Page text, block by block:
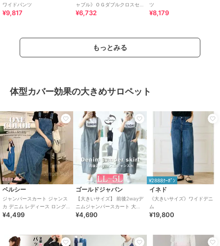
ワイドパンツ
¥9,817
ャブル》ＯＧダブルクロスセ
ミワイドパンツ
¥6,732
ツ
¥8,179
もっとみる
体型カバー効果の大きめサロペット
ベルシー
ジャンパースカート ジャンス
カ デニム レディース ロング
デニムワンピース 大きいサイ
¥4,499
ゴールドジャパン
【大きいサイズ】 前後2wayデ
ニムジャンパースカート 大き
いサイズ レディース ワンピー
¥4,690
¥2888ｸｰﾎﾟﾝ
イネド
《大きいサイズ》ワイドデニ
ム
¥19,800